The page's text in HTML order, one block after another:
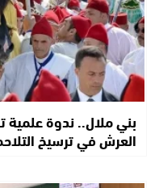
بني ملال.. ندوة
العرش في ترسيخ